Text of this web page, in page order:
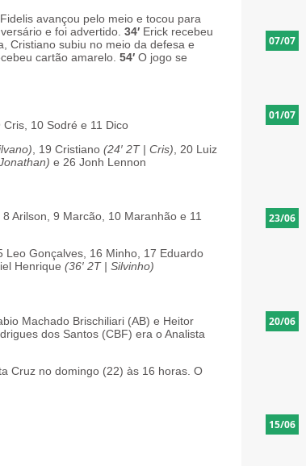
Fidelis avançou pelo meio e tocou para
e foi advertido. 34′ Erick recebeu
Cristiano subiu no meio da defesa e
cartão amarelo. 54′ O jogo se
10 Sodré e 11 Dico
, 19 Cristiano (24′ 2T | Cris) , 20 Luiz
e 26 Jonh Lennon
Arilson, 9 Marcão, 10 Maranhão e 11
Leo Gonçalves, 16 Minho, 17 Eduardo
Henrique (36′ 2T | Silvinho)
Machado Brischiliari (AB) e Heitor
dos Santos (CBF) era o Analista
Cruz no domingo (22) às 16 horas. O
07/07
01/07
23/06
20/06
15/06